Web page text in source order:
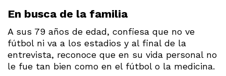
En busca de la familia
A sus 79 años de edad, confiesa que no ve
fútbol ni va a los estadios y al final de la
entrevista, reconoce que en su vida personal no
le fue tan bien como en el fútbol o la medicina.